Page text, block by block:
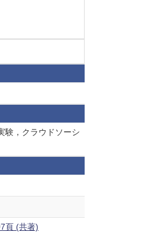
験，クラウドソーシ
頁 (共著)